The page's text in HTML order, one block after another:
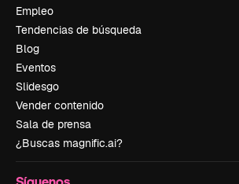
Empleo
Tendencias de búsqueda
Blog
Eventos
Slidesgo
Vender contenido
Sala de prensa
¿Buscas magnific.ai?